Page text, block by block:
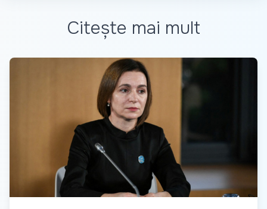
Citește mai mult